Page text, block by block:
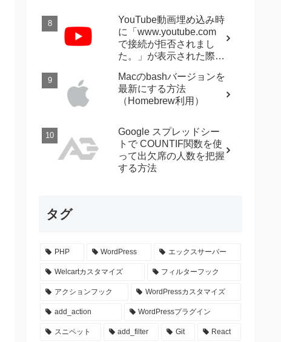
YouTube動画埋め込み時
に「www.youtube.com
で接続が拒否されまし
た。」が表示された際に
Macのbashバージョンを
最新にする方法
（Homebrew利用）
Google スプレッドシー
トで COUNTIF関数を使
って出欠席の人数を把握
する方法
タグ
PHP WordPress エックスサーバー
Welcartカスタマイズ フィルターフック
アクションフック WordPressカスタマイズ
add_action WordPressプラグイン
スニペット add_filter Git React